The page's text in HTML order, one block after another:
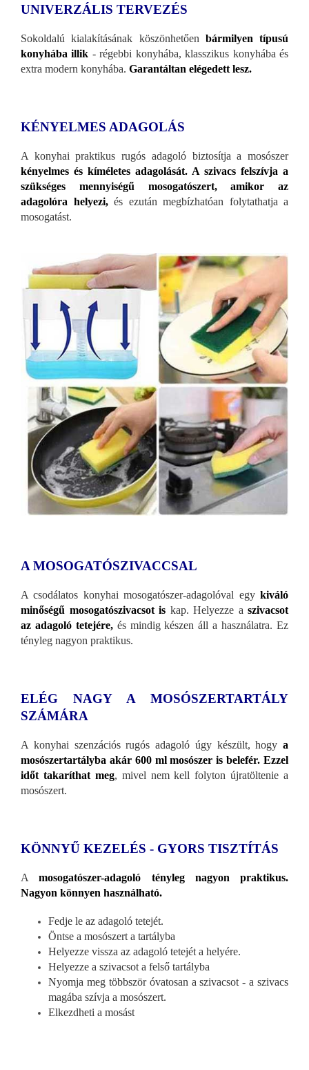
UNIVERZÁLIS TERVEZÉS
Sokoldalú kialakításának köszönhetően bármilyen típusú
konyhába illik - régebbi konyhába, klasszikus konyhába és
extra modern konyhába. Garantáltan elégedett lesz.
KÉNYELMES ADAGOLÁS
A konyhai praktikus rugós adagoló biztosítja a mosószer
kényelmes és kíméletes adagolását. A szivacs felszívja a
szükséges mennyiségű mosogatószert, amikor az
adagolóra helyezi,és ezután megbízhatóan folytathatja a
mosogatást.
A MOSOGATÓSZIVACCSAL
A csodálatos konyhai mosogatószer-adagolóval egy kiváló
minőségű mosogatószivacsot is kap. Helyezze a szivacsot
az adagoló tetejére,és mindig készen áll a használatra. Ez
tényleg nagyon praktikus.
ELÉG NAGY A MOSÓSZERTARTÁLY
SZÁMÁRA
A konyhai szenzációs rugós adagoló úgy készült, hogy a
mosószertartályba akár 600 ml mosószer is belefér. Ezzel
időt takaríthat meg, mivel nem kell folyton újratöltenie a
mosószert.
KÖNNYŰ KEZELÉS - GYORS TISZTÍTÁS
Amosogatószer-adagoló tényleg nagyon praktikus.
Nagyon könnyen használható.
Fedje le az adagoló tetejét.
Öntse a mosószert a tartályba
Helyezze vissza az adagoló tetejét a helyére.
Helyezze a szivacsot a felső tartályba
Nyomja meg többször óvatosan a szivacsot - a szivacs
magába szívja a mosószert.
Elkezdheti a mosást